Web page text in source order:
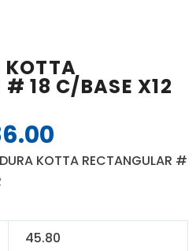
KOTTA
# 18 C/BASE X12
precio
S/ 186.00.
KOTTA RECTANGULAR #
45.80